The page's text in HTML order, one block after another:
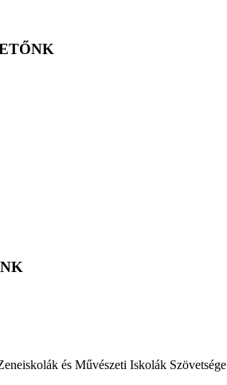
és Művészeti Iskolák Szövetsége